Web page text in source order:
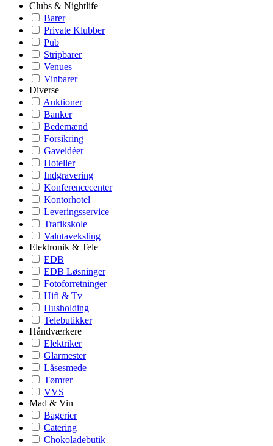
Clubs & Nightlife
Barer
Private Klubber
Pub
Stripbarer
Venues
Vinbarer
Diverse
Auktioner
Banker
Bedemænd
Forsikring
Gaveidéer
Hoteller
Indgravering
Konferencecenter
Kontorhotel
Leveringsservice
Trafikskole
Valutaveksling
Elektronik & Tele
EDB
EDB Løsninger
Fotoforretninger
Hifi & Tv
Husholding
Telebutikker
Håndværkere
Elektriker
Glarmester
Låsesmede
Tømrer
VVS
Mad & Vin
Bagerier
Catering
Chokoladebutik